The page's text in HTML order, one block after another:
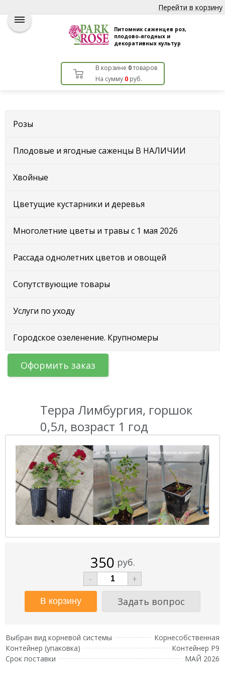
Перейти в корзину
Питомник саженцев роз,
плодово-ягодных и
декоративных культур
В корзине 0товаров
На сумму 0руб.
Розы
Плодовые и ягодные саженцы В НАЛИЧИИ
Хвойные
Цветущие кустарники и деревья
Многолетние цветы и травы с 1 мая 2026
Рассада однолетних цветов и овощей
Сопутствующие товары
Услуги по уходу
Городское озеленение. Крупномеры
Оформить заказ
Терра Лимбургия, горшок
0,5л, возраст 1 год
350 руб.
-
+
Задать вопрос
Выбран вид корневой системы
Корнесобственная
Контейнер (упаковка)
Контейнер Р9
Срок поставки
МАЙ 2026